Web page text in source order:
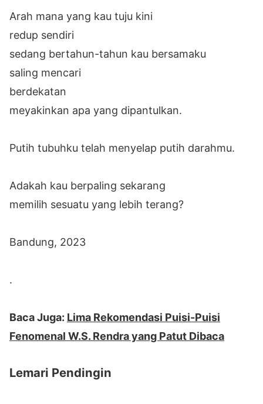
Arah mana yang kau tuju kini
redup sendiri
sedang bertahun-tahun kau bersamaku
saling mencari
berdekatan
meyakinkan apa yang dipantulkan.
Putih tubuhku telah menyelap putih darahmu.
Adakah kau berpaling sekarang
memilih sesuatu yang lebih terang?
Bandung, 2023
.
Baca Juga: Lima Rekomendasi Puisi-Puisi
Fenomenal W.S. Rendra yang Patut Dibaca
Lemari Pendingin